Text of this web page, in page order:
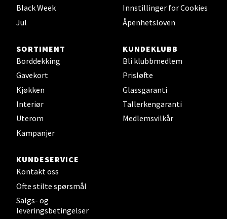
Black Week
Jul
Innstillinger for Cookies
Åpenhetsloven
SORTIMENT
Borddekking
Gavekort
Kjøkken
Interiør
Uterom
Kampanjer
KUNDEKLUBB
Bli klubbmedlem
Prisløfte
Glassgaranti
Tallerkengaranti
Medlemsvilkår
KUNDESERVICE
Kontakt oss
Ofte stilte spørsmål
Salgs- og
leveringsbetingelser
Austbøvegen 16, 5542 Karmsund
Stavanger og Sandnes - Kilden
Senter
Gartnerveien 16, 4016 Stavanger
Åpent i dag 10-20